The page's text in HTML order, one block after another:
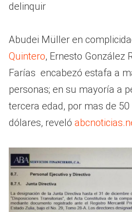
delinquir
Abudei Müller en
Quintero, Ernesto González
Farías encabezó estafa a
personas; en su mayoría a
tercera edad, por mas de
dólares, reveló